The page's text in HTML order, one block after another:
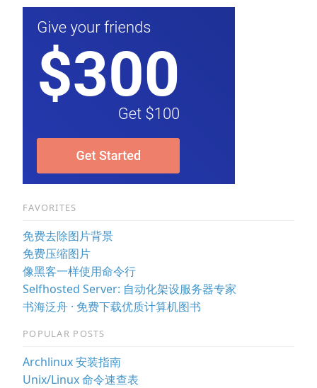
FAVORITES
免费去除图片背景
免费压缩图片
像黑客一样使用命令行
Selfhosted Server: 自动化架设服务器专家
书海泛舟 · 免费下载优质计算机图书
POPULAR POSTS
Archlinux 安装指南
Unix/Linux 命令速查表